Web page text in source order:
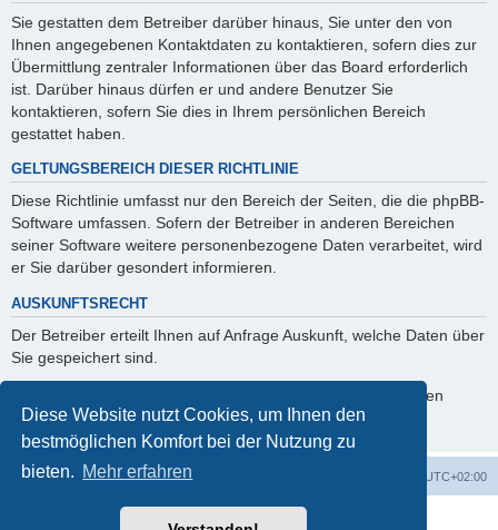
Diese Website nutzt Cookies, um Ihnen den
bestmöglichen Komfort bei der Nutzung zu
bieten. Mehr erfahren
Sie gestatten dem Betreiber darüber hinaus, Sie unter den von
Ihnen angegebenen Kontaktdaten zu kontaktieren, sofern dies zur
Übermittlung zentraler Informationen über das Board erforderlich
ist. Darüber hinaus dürfen er und andere Benutzer Sie
kontaktieren, sofern Sie dies in Ihrem persönlichen Bereich
gestattet haben.
GELTUNGSBEREICH DIESER RICHTLINIE
Diese Richtlinie umfasst nur den Bereich der Seiten, die die phpBB-
Software umfassen. Sofern der Betreiber in anderen Bereichen
seiner Software weitere personenbezogene Daten verarbeitet, wird
er Sie darüber gesondert informieren.
AUSKUNFTSRECHT
Der Betreiber erteilt Ihnen auf Anfrage Auskunft, welche Daten über
Sie gespeichert sind.
Sie können jederzeit die Löschung bzw. Sperrung Ihrer Daten
verlangen. Kontaktieren Sie hierzu bitte den Betreiber.
Foren-Übersicht UTC+02:00